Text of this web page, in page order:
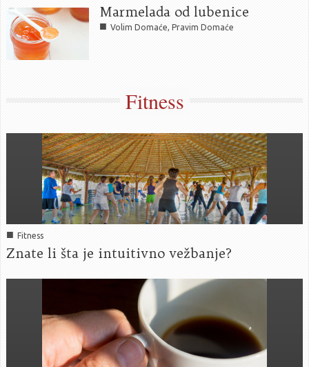
Marmelada od lubenice
■ Volim Domaće, Pravim Domaće
Fitness
■ Fitness
Znate li šta je intuitivno vežbanje?